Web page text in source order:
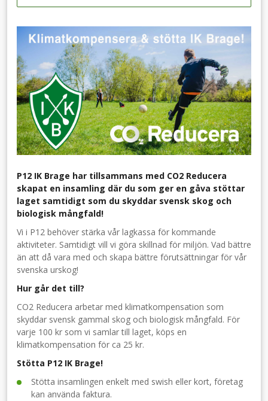
P12 IK Brage har tillsammans med CO2 Reducera
skapat en insamling där du som ger en gåva stöttar
laget samtidigt som du skyddar svensk skog och
biologisk mångfald!
Vi i P12 behöver stärka vår lagkassa för kommande
aktiviteter. Samtidigt vill vi göra skillnad för miljön. Vad bättre
än att då vara med och skapa bättre förutsättningar för vår
svenska urskog!
Hur går det till?
CO2 Reducera arbetar med klimatkompensation som
skyddar svensk gammal skog och biologisk mångfald. För
varje 100 kr som vi samlar till laget, köps en
klimatkompensation för ca 25 kr.
Stötta P12 IK Brage!
Stötta insamlingen enkelt med swish eller kort, företag
kan använda faktura.